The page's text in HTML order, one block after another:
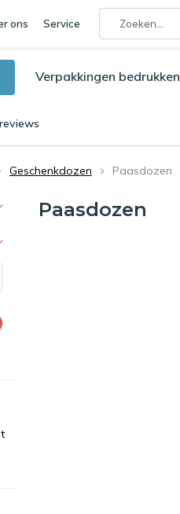
ons Service
Verpakkingen bedrukken
Geschenkdozen Paasdozen
Paasdozen